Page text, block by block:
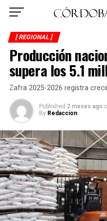
[ REGIONAL ]
Producción
supera los 5.1
Zafra 2025-2026 registra
Published 2 meses ago
By Redaccion